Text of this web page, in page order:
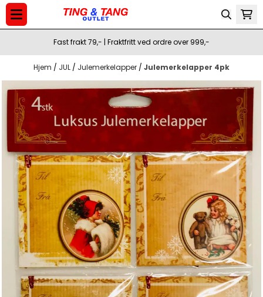
Hopp til innhold
Fast frakt 79,- | Fraktfritt ved ordre over 999,-
Hjem / JUL / Julemerkelapper / Julemerkelapper 4pk